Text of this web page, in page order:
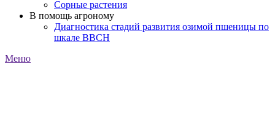
Сорные растения
В помощь агроному
Диагностика стадий развития озимой пшеницы по
шкале ВВСН
Меню